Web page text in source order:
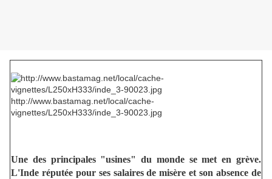
http://www.bastamag.net/local/cache-
vignettes/L250xH333/inde_3-90023.jpg
Une des principales "usines" du monde se met en grève.
L'Inde réputée pour ses salaires de misère et son absence de